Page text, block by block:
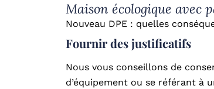
Maison écologique avec
Nouveau DPE : quelles
Fournir des justificatifs
Nous vous conseillons de
d’équipement ou se référant à